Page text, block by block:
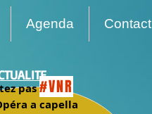
Agenda Contact
pas#VNR
a capella